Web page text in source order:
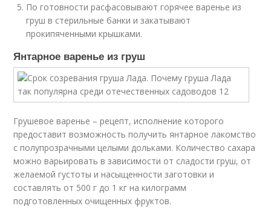
По готовности расфасовывают горячее варенье из
груш в стерильные банки и закатывают
прокипяченными крышками.
Янтарное варенье из груш
Грушевое варенье – рецепт, исполнение которого
предоставит возможность получить янтарное лакомство
с полупрозрачными целыми дольками. Количество сахара
можно варьировать в зависимости от сладости груш, от
желаемой густоты и насыщенности заготовки и
составлять от 500 г до 1 кг на килограмм
подготовленных очищенных фруктов.